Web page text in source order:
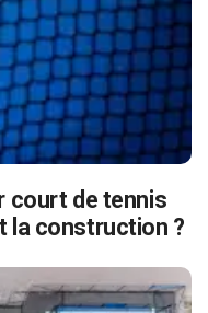
court de tennis
la construction ?